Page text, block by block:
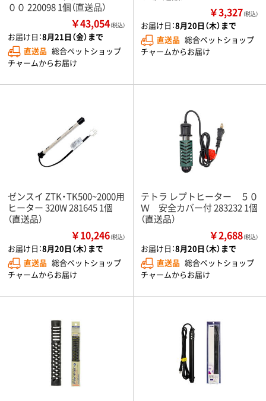
００ 220098 1個（直送品）
￥43,054（税込）
お届け日：8月21日（金）まで
直送品 総合ペットショップ
チャームからお届け
￥3,327（税込）
お届け日：8月20日（木）まで
直送品 総合ペットショップ
チャームからお届け
ゼンスイ ZTK・TK500~2000用
ヒーター 320W 281645 1個
（直送品）
￥10,246（税込）
お届け日：8月20日（木）まで
直送品 総合ペットショップ
チャームからお届け
テトラ レプトヒーター ５０
Ｗ 安全カバー付 283232 1個
（直送品）
￥2,688（税込）
お届け日：8月20日（木）まで
直送品 総合ペットショップ
チャームからお届け